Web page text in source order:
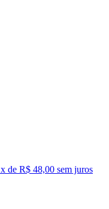
x de R$ 48,00 sem juros